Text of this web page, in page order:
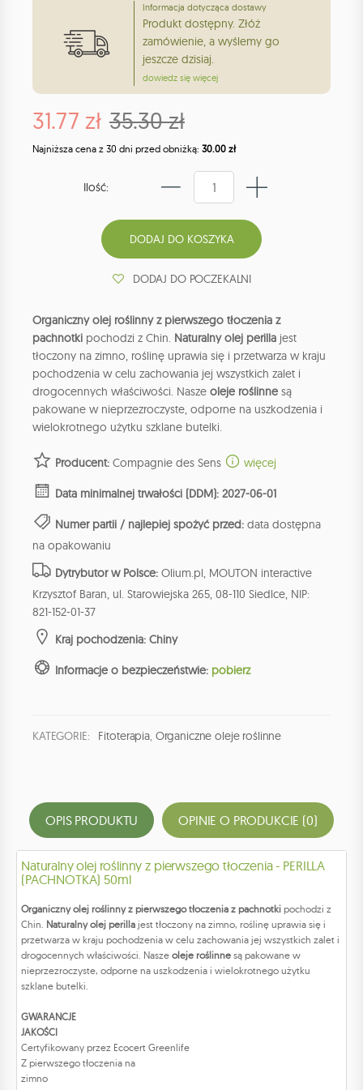
Informacja dotycząca dostawy
Produkt dostępny. Złóż
zamówienie, a wyślemy go
jeszcze dzisiaj.
dowiedz się więcej
31.77 zł 35.30 zł
Najniższa cena z 30 dni przed obniżką: 30.00 zł
Ilość:
DODAJ DO POCZEKALNI
Organiczny olej roślinny z pierwszego tłoczenia z
pachnotki pochodzi z Chin. Naturalny olej perilla jest
tłoczony na zimno, roślinę uprawia się i przetwarza w kraju
pochodzenia w celu zachowania jej wszystkich zalet i
drogocennych właściwości. Nasze oleje roślinne są
pakowane w nieprzezroczyste, odporne na uszkodzenia i
wielokrotnego użytku szklane butelki.
Producent: Compagnie des Sens więcej
Data minimalnej trwałości (DDM): 2027-06-01
Numer partii / najlepiej spożyć przed: data dostępna
na opakowaniu
Dytrybutor w Polsce: Olium.pl, MOUTON interactive
Krzysztof Baran, ul. Starowiejska 265, 08-110 Siedlce, NIP:
821-152-01-37
Kraj pochodzenia: Chiny
Informacje o bezpieczeństwie: pobierz
KATEGORIE: Fitoterapia, Organiczne oleje roślinne
OPIS PRODUKTU OPINIE O PRODUKCIE (0)
Naturalny olej roślinny z pierwszego tłoczenia - PERILLA
(PACHNOTKA) 50ml
Organiczny olej roślinny z pierwszego tłoczenia z pachnotki pochodzi z
Chin. Naturalny olej perilla jest tłoczony na zimno, roślinę uprawia się i
przetwarza w kraju pochodzenia w celu zachowania jej wszystkich zalet i
drogocennych właściwości. Nasze oleje roślinne są pakowane w
nieprzezroczyste, odporne na uszkodzenia i wielokrotnego użytku
szklane butelki.
GWARANCJE
JAKOŚCI
Certyfikowany przez Ecocert Greenlife
Z pierwszego tłoczenia na
zimno